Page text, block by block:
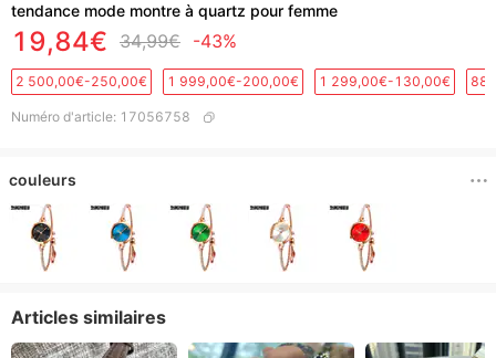
tendance mode montre à quartz pour femme
19,84€ 34,99€ -43%
2 500,00€-250,00€ 1 999,00€-200,00€ 1 299,00€-130,00€
Numéro d'article: 17056758
couleurs
Articles similaires